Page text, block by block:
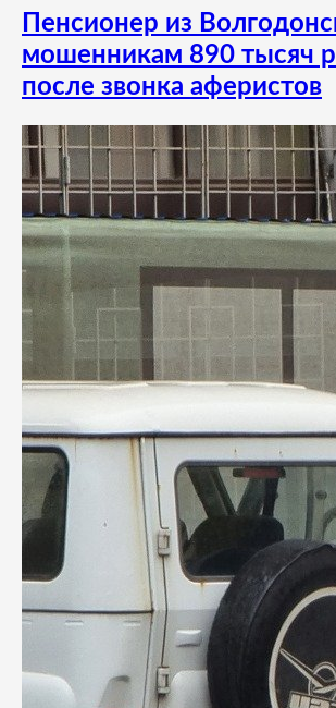
Пенсионер из
мошенникам 890 тысяч
после звонка аферистов